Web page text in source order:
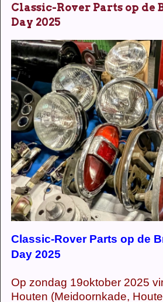
Classic-Rover Parts op de
Day 2025
Classic-Rover Parts op de
Day 2025
Op zondag 19oktober 2025
Houten (Meidoornkade,